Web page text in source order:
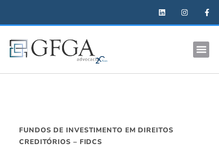
FUNDOS DE INVESTIMENTO EM DIREITOS
CREDITÓRIOS – FIDCS